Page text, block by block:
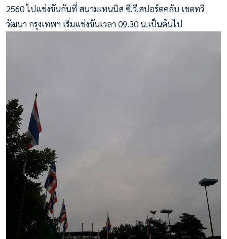
2560 ไปแข่งขันกันที่ สนามเทนนิส ซี.วี.สปอร์ตคลับ เขตทวี
วัฒนา กรุงเทพฯ เริ่มแข่งขันเวลา 09.30 น.เป็นต้นไป